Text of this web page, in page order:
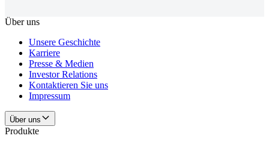
Über uns
Unsere Geschichte
Karriere
Presse & Medien
Investor Relations
Kontaktieren Sie uns
Impressum
Über uns
Produkte